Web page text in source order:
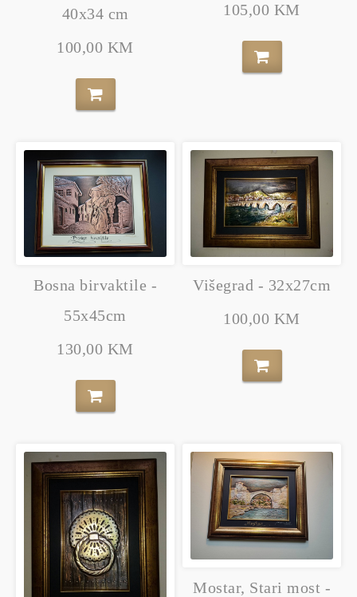
40x34 cm
100,00 KM
105,00 KM
Bosna birvaktile -
55x45cm
130,00 KM
Višegrad - 32x27cm
100,00 KM
Mostar, Stari most -